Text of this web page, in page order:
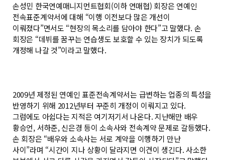
손성민 한국연예매니지먼트협회(이하 연매협) 회장은 연예인
전속표준계약서에 대해 “이행 이전보다 많은 개선이
이뤄졌다”면서도 “현장의 목소리를 담아야 한다”고 말했다. 손
회장은 “데뷔를 꿈꾸는 연습생도 보호할 수 있는 장치가 되도록
개정해 나갈 것”이라고 말했다.
2009년 제정된 연예인 표준전속계약서는 급변하는 업종의 특성을
반영하기 위해 2012년부터 꾸준히 개정이 이뤄지고 있다.
그럼에도 아쉽다는 지적은 여기저기서 나온다. 지난해만 배우
황승언, 서하준, 신은경 등이 소속사와 전속계약 문제로 갈등했다.
손 회장은 “배우와 소속사는 서로 계약을 이행하기 만난
사이”라며 “시간이 지나 상황이 달라지면 이견이 생긴다. 사소한